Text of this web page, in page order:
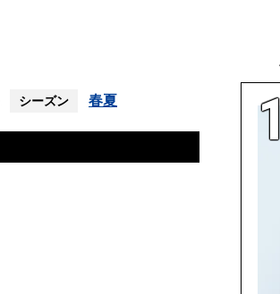
シーズン 春夏